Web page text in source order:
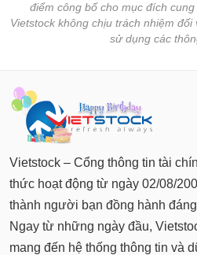
quỹ
Cổ
phiếu
chi
tiết
Tổng
quan
Giao
dịch
điểm công bố cho mục đích
Vietstock không chịu trách nhiệm
sử dụng các
Vietstock – Cổng thông tin tài
thức hoạt động từ ngày 02/08/
thành người bạn đồng hành
Ngay từ những ngày đầu,
mang đến hệ thống thông tin và
XUẤT
DỮ
TIN
MỚI
(-)
SECTOR